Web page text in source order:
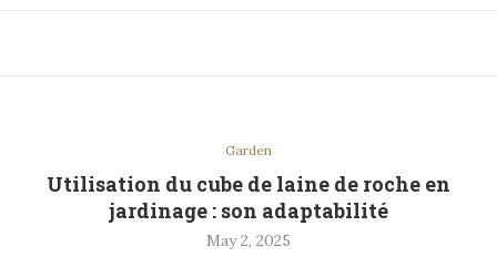
Garden
Utilisation du cube de laine de roche en
jardinage : son adaptabilité
May 2, 2025